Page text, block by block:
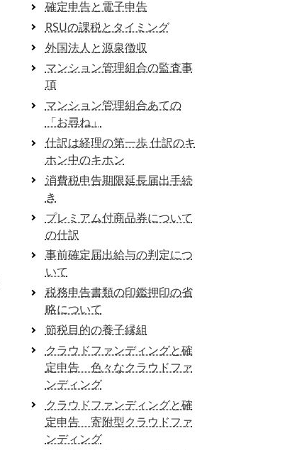
確定申告と電子申告
RSUの課税とタイミング
外国法人と源泉徴収
マンション管理組合の監査事
項
マンション管理組合あての
「お尋ね」
仕訳は経理の第一歩 仕訳のキ
ホン中のキホン
消費税申告期限延長届出手続
き
プレミアム付商品券について
の仕訳
事前確定届出給与の判定につ
いて
税務申告書類の印鑑押印の省
略について
節税目的の養子縁組
クラウドファンディングと確
定申告 色々なクラウドファ
ンディング
クラウドファンディングと確
定申告 寄附型クラウドファ
ンディング